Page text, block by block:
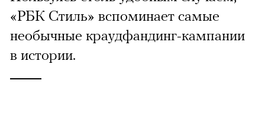
«РБК Стиль» вспоминает самые
необычные краудфандинг-кампании
в истории.